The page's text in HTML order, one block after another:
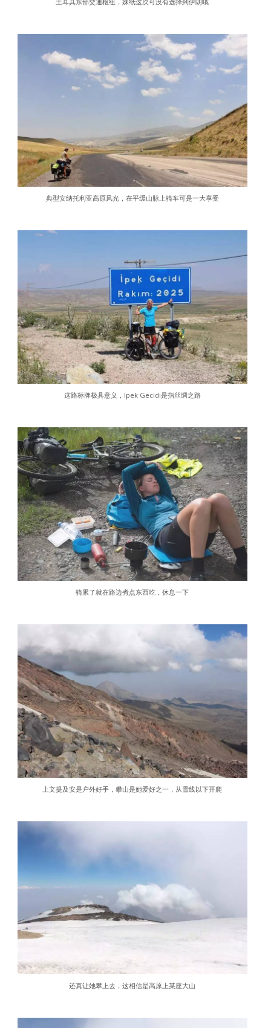
典型安纳托利亚高原风光，在平缓山脉上骑车可是一大享受
这路标牌极具意义，Ipek Gecidi是指丝绸之路
骑累了就在路边煮点东西吃，休息一下
上文提及安是户外好手，攀山是她爱好之一，从雪线以下开爬
还真让她攀上去，这相信是高原上某座大山